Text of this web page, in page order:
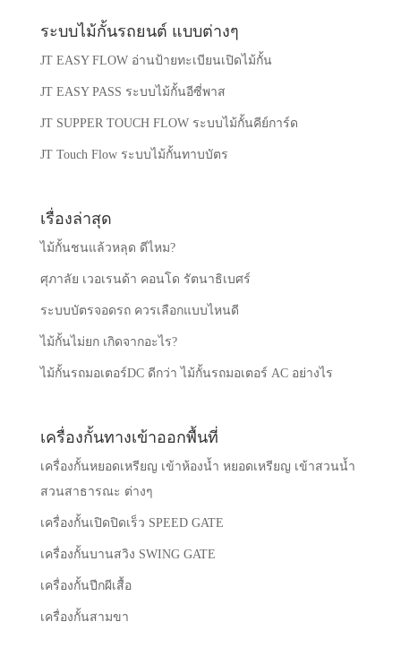
ระบบไม้กั้นรถยนต์ แบบต่างๆ
JT EASY FLOW อ่านป้ายทะเบียนเปิดไม้กั้น
JT EASY PASS ระบบไม้กั้นอีซี่พาส
JT SUPPER TOUCH FLOW ระบบไม้กั้นคีย์การ์ด
JT Touch Flow ระบบไม้กั้นทาบบัตร
เรื่องล่าสุด
ไม้กั้นชนแล้วหลุด ดีไหม?
ศุภาลัย เวอเรนด้า คอนโด รัตนาธิเบศร์
ระบบบัตรจอดรถ ควรเลือกแบบไหนดี
ไม้กั้นไม่ยก เกิดจากอะไร?
ไม้กั้นรถมอเตอร์DC ดีกว่า ไม้กั้นรถมอเตอร์ AC อย่างไร
เครื่องกั้นทางเข้าออกพื้นที่
เครื่องกั้นหยอดเหรียญ เข้าห้องน้ำ หยอดเหรียญ เข้าสวนน้ำ
สวนสาธารณะ ต่างๆ
เครื่องกั้นเปิดปิดเร็ว SPEED GATE
เครื่องกั้นบานสวิง SWING GATE
เครื่องกั้นปีกผีเสื้อ
เครื่องกั้นสามขา